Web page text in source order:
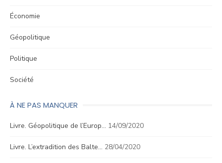
Économie
Géopolitique
Politique
Société
À NE PAS MANQUER
Livre. Géopolitique de l’Europ… 14/09/2020
Livre. L’extradition des Balte… 28/04/2020